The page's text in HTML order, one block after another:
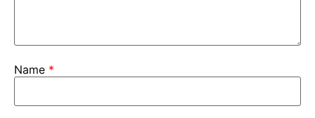
Name *